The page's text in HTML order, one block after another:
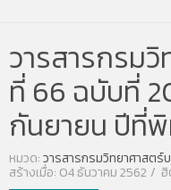
วารสารกรม
ที่ 66 ฉบับที่
กันยายน ปีที่
หมวด:วารสารกรมวิทยาศาสตร์
สร้างเมื่อ: 04 ธันวาคม 2562